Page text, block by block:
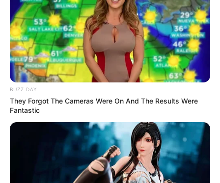
Konsistenz, die nach dem Garen an echte
Spaghetti erinnert, bietet er eine gesunde,
kohlenhydratarme und zugleich leckere
Alternative zu klassischer Pasta. Viele
Hobbyköche fragen sich jedoch:Wie bereite ich
Spaghettikürbis richtig zu?
Genau darum geht
es in diesem Artikel.
BUZZ DAY
They Forgot The Cameras Were On And The Results Were
Fantastic